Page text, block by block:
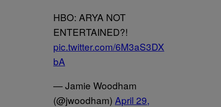
HBO: ARYA NOT
ENTERTAINED?!
pic.twitter.com/6M3aS3DX
bA
— Jamie Woodham
(@jwoodham) April 29,